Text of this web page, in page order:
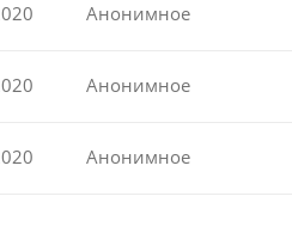
Анонимное
Анонимное
Анонимное